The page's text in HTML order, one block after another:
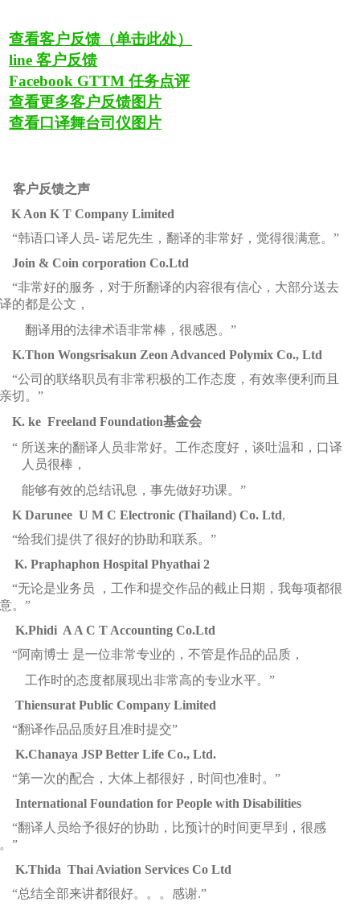
查看客户反馈（单击此处）
line客户反馈
Facebook GTTM任务点评
查看更多客户反馈图片
查看口译舞台司仪图片
客户反馈之声
K Aon K T Company Limited
“韩语口译 人 员-诺尼先生，翻译的非常好， 觉得很满意。”
Join & Coin corporation Co.Ltd
“非常好的服务 ， 对于所翻译的内容很有信心，大部分送去
的都是公文，
翻译用的法律术语非常棒，很感恩。”
K.Thon Wongsrisakun Zeon Advanced Polymix Co., Ltd
“公司的联络职员有非常积极的工作态度，有效率便利而且
切。 ”
K. ke Freeland Foundation基金会
“ 所送来的翻译 人 员非常好。工作态度好，谈吐温和，口译
人 员很棒，
能够有效的总结讯息 ，事先做好功课。”
K Darunee U M C Electronic (Thailand) Co. Ltd,
“给我们提供了很好的协助和联系。”
K. Praphaphon Hospital Phyathai 2
“无论是业务员 ，工作和提交作品的截止日期，我每项都很
。 ”
K.Phidi A A C T Accounting Co.Ltd
“阿南博士 是一位非常专业的，不管是作品的品质 ，
工作时的态度都展现出非常高的专业水平。”
Thiensurat Public Company Limited
“翻译作品品质好且准时提交”
K.Chanaya JSP Better Life Co., Ltd.
“第一次的配合，大体上都很好， 时间也准时。”
International Foundation for People with Disabilities
“翻译 人 员给予很好的协助，比预计的时间更早到，很感
”
K.Thida Thai Aviation Services Co Ltd
“总结全部来讲都很好。。。感谢.”